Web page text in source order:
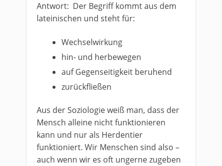
Antwort: Der Begriff kommt aus dem
lateinischen und steht für:
Wechselwirkung
hin- und herbewegen
auf Gegenseitigkeit beruhend
zurückfließen
Aus der Soziologie weiß man, dass der
Mensch alleine nicht funktionieren
kann und nur als Herdentier
funktioniert. Wir Menschen sind also –
auch wenn wir es oft ungerne zugeben